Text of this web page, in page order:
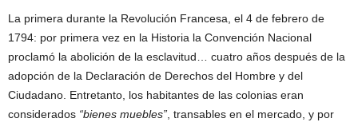
La primera durante la Revolución Francesa, el 4 de febrero de
1794: por primera vez en la Historia la Convención Nacional
proclamó la abolición de la esclavitud… cuatro años después de la
adopción de la Declaración de Derechos del Hombre y del
Ciudadano. Entretanto, los habitantes de las colonias eran
considerados “bienes muebles” , transables en el mercado, y por